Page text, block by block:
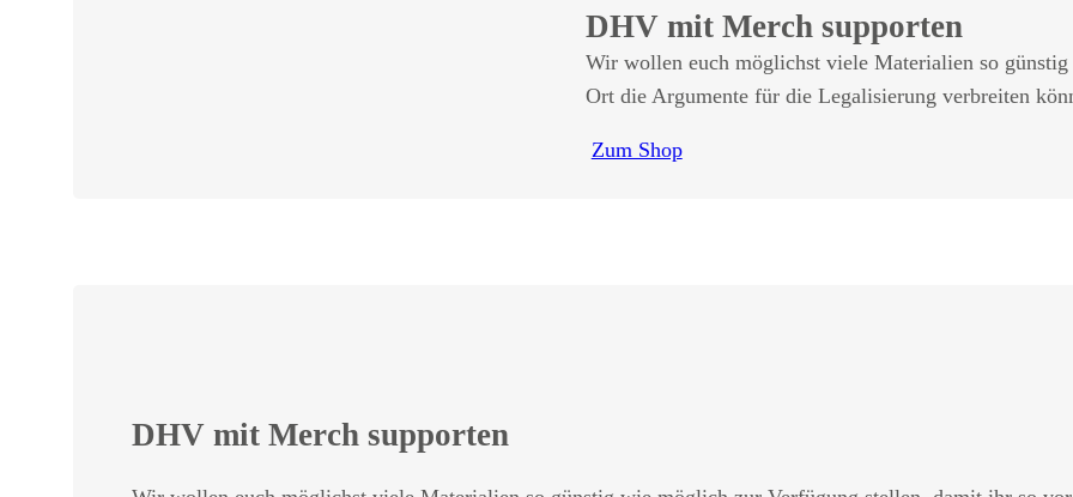
DHV mit Merch supporten
Wir wollen euch möglichst viele Materialien so
Ort die Argumente für die Legalisierung verbreiten
Zum Shop
DHV mit Merch supporten